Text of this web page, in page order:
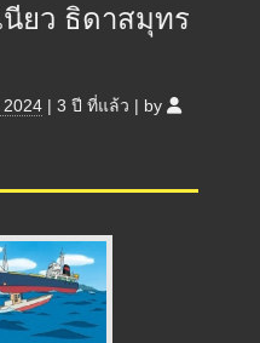
นียว ธิดาสมุทร
| 3 ปี ที่แล้ว | by